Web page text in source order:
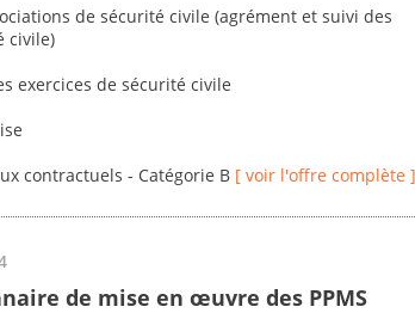
de sécurité civile (agrément et suivi des
civile)
exercices de sécurité civile
contractuels - Catégorie B [ voir l'offre complète ]
de mise en œuvre des PPMS